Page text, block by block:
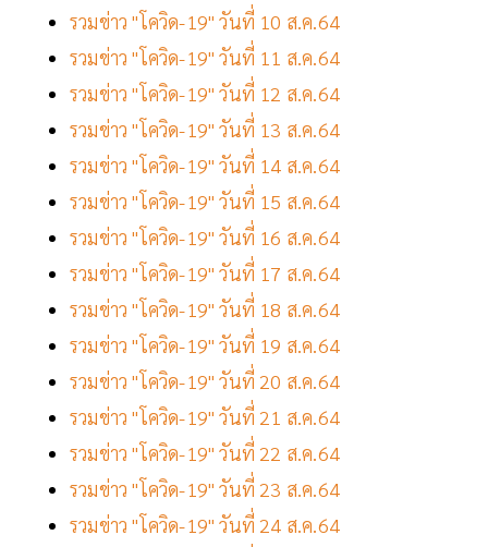
รวมข่าว "โควิด-19" วันที่ 10 ส.ค.64
รวมข่าว "โควิด-19" วันที่ 11 ส.ค.64
รวมข่าว "โควิด-19" วันที่ 12 ส.ค.64
รวมข่าว "โควิด-19" วันที่ 13 ส.ค.64
รวมข่าว "โควิด-19" วันที่ 14 ส.ค.64
รวมข่าว "โควิด-19" วันที่ 15 ส.ค.64
รวมข่าว "โควิด-19" วันที่ 16 ส.ค.64
รวมข่าว "โควิด-19" วันที่ 17 ส.ค.64
รวมข่าว "โควิด-19" วันที่ 18 ส.ค.64
รวมข่าว "โควิด-19" วันที่ 19 ส.ค.64
รวมข่าว "โควิด-19" วันที่ 20 ส.ค.64
รวมข่าว "โควิด-19" วันที่ 21 ส.ค.64
รวมข่าว "โควิด-19" วันที่ 22 ส.ค.64
รวมข่าว "โควิด-19" วันที่ 23 ส.ค.64
รวมข่าว "โควิด-19" วันที่ 24 ส.ค.64